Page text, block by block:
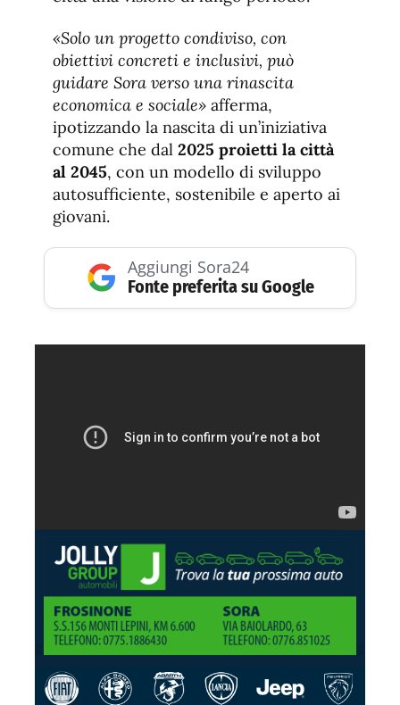
«Solo un progetto condiviso, con
obiettivi concreti e inclusivi, può
guidare Sora verso una rinascita
economica e sociale» afferma,
ipotizzando la nascita di un’iniziativa
comune che dal 2025 proietti la città
al 2045, con un modello di sviluppo
autosufficiente, sostenibile e aperto ai
giovani.
Aggiungi Sora24
Fonte preferita su Google